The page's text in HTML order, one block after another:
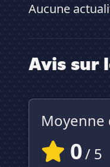
Aucune
Avis sur
Moyenne
0/ 5